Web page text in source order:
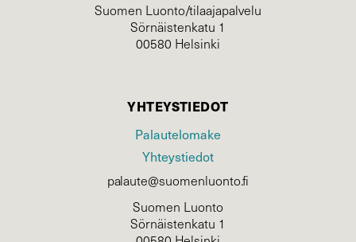
Suomen Luonto/tilaajapalvelu
Sörnäistenkatu 1
00580 Helsinki
YHTEYSTIEDOT
Palautelomake
Yhteystiedot
palaute@suomenluonto.fi
Suomen Luonto
Sörnäistenkatu 1